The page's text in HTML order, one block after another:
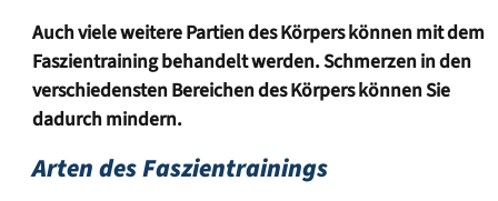
Auch viele weitere Partien des Körpers können mit dem
Faszientraining behandelt werden. Schmerzen in den
verschiedensten Bereichen des Körpers können Sie
dadurch mindern.
Arten des Faszientrainings